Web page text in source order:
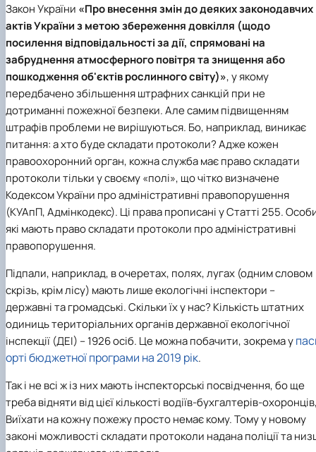
Закон України «Про внесення змін до деяких законодавчих
актів України з метою збереження довкілля (щодо
посилення відповідальності за дії, спрямовані на
забруднення атмосферного повітря та знищення або
пошкодження об'єктів рослинного світу)», у якому
передбачено збільшення штрафних санкцій при не
дотриманні пожежної безпеки. Але самим підвищенням
штрафів проблеми не вирішуються. Бо, наприклад, виникає
питання: а хто буде складати протоколи? Адже кожен
правоохоронний орган, кожна служба має право складати
протоколи тільки у своєму «полі», що чітко визначене
Кодексом України про адміністративні правопорушення
(КУАпП, Адмінкодекс). Ці права прописані у Статті 255.
які мають право складати протоколи про адміністративні
правопорушення.
Підпали, наприклад, в очеретах, полях, лугах (одним словом
скрізь, крім лісу) мають лише екологічні інспектори –
державні та громадські. Скільки їх у нас? Кількість штатних
одиниць територіальних органів державної екологічної
інспекції (ДЕІ) – 1926 осіб. Це можна побачити, зокрема у
орті бюджетної програми на 2019 рік.
Так і не всі ж із них мають інспекторські посвідчення, бо ще
треба відняти від цієї кількості водіїв-бухгалтерів-
Виїхати на кожну пожежу просто немає кому. Тому у новому
законі можливості складати протоколи надана поліції та